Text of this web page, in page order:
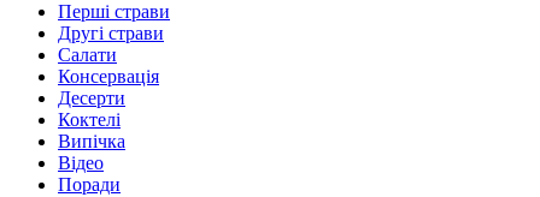
Перші страви
Другі страви
Салати
Консервація
Десерти
Коктелі
Випічка
Відео
Поради